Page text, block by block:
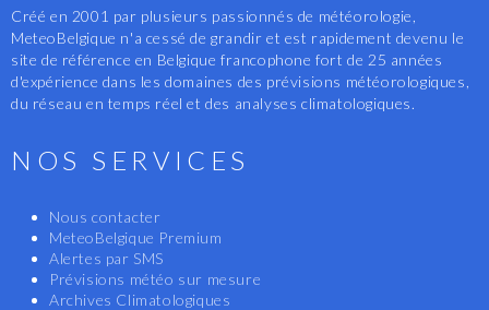
Créé en 2001 par plusieurs passionnés de météorologie,
MeteoBelgique n'a cessé de grandir et est rapidement devenu le
site de référence en Belgique francophone fort de 25 années
d'expérience dans les domaines des prévisions météorologiques,
du réseau en temps réel et des analyses climatologiques.
NOS SERVICES
Nous contacter
MeteoBelgique Premium
Alertes par SMS
Prévisions météo sur mesure
Archives Climatologiques